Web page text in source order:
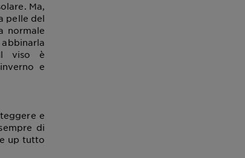
Ma,
pelle del
normale
viso è
e
e
di
up tutto